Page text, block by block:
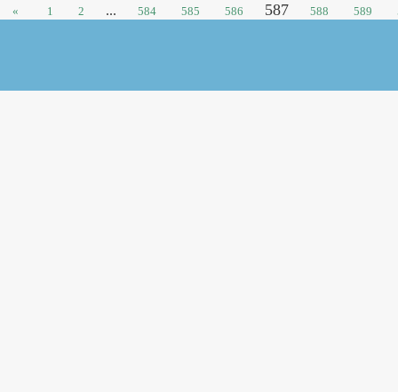
« 1 2 ... 584 585 586 587 588 589